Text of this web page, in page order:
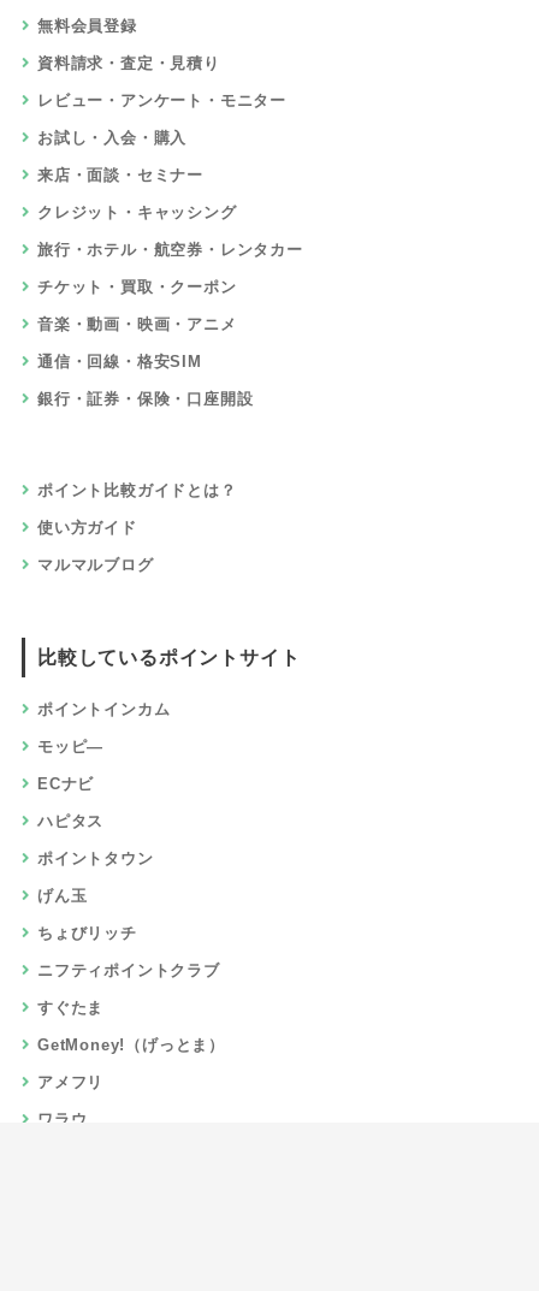
無料会員登録
資料請求・査定・見積り
レビュー・アンケート・モニター
お試し・入会・購入
来店・面談・セミナー
クレジット・キャッシング
旅行・ホテル・航空券・レンタカー
チケット・買取・クーポン
音楽・動画・映画・アニメ
通信・回線・格安SIM
銀行・証券・保険・口座開設
ポイント比較ガイドとは？
使い方ガイド
マルマルブログ
比較しているポイントサイト
ポイントインカム
モッピ―
ECナビ
ハピタス
ポイントタウン
げん玉
ちょびリッチ
ニフティポイントクラブ
すぐたま
GetMoney!（げっとま）
アメフリ
ワラウ